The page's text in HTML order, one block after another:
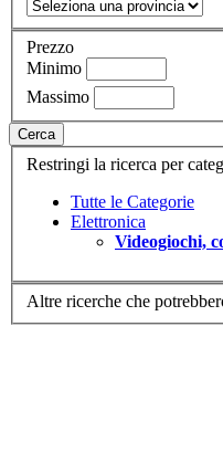
Prezzo
Minimo
Massimo
Cerca
Restringi la ricerca per
Tutte le Categorie
Elettronica
Videogiochi,
Altre ricerche che